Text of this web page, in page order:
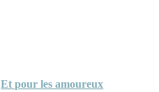
Et pour les amoureux